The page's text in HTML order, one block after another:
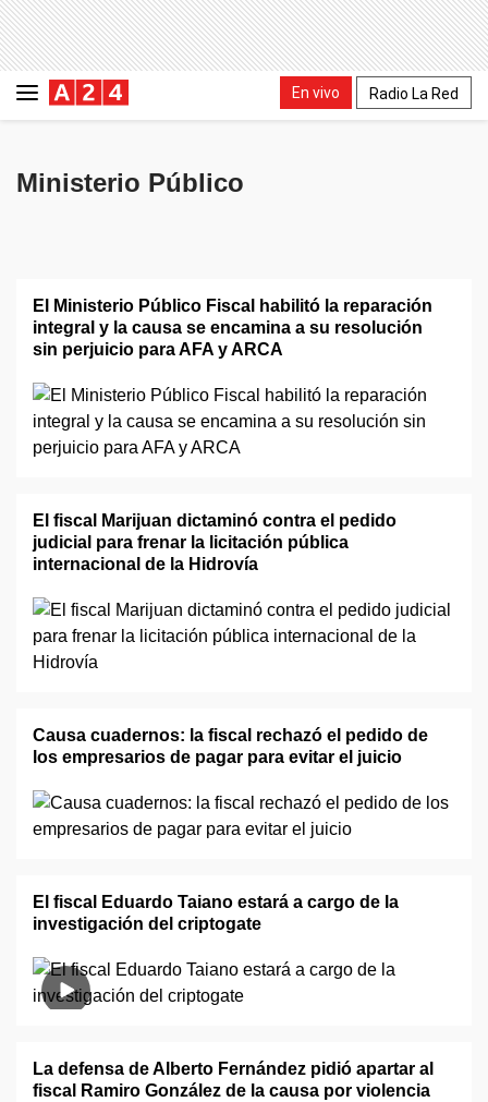
En vivo Radio La Red
Ministerio Público
El Ministerio Público Fiscal habilitó la reparación
integral y la causa se encamina a su resolución
sin perjuicio para AFA y ARCA
El fiscal Marijuan dictaminó contra el pedido
judicial para frenar la licitación pública
internacional de la Hidrovía
Causa cuadernos: la fiscal rechazó el pedido de
los empresarios de pagar para evitar el juicio
El fiscal Eduardo Taiano estará a cargo de la
investigación del criptogate
La defensa de Alberto Fernández pidió apartar al
fiscal Ramiro González de la causa por violencia